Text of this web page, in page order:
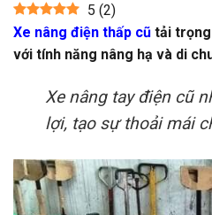
5 (2)
Xe nâng điện thấp cũ tải
với tính năng nâng hạ và di
Xe nâng tay điện cũ
lợi, tạo sự thoải mái